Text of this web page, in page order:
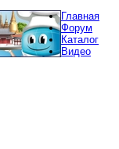
Главная
Форум
Каталог
Видео